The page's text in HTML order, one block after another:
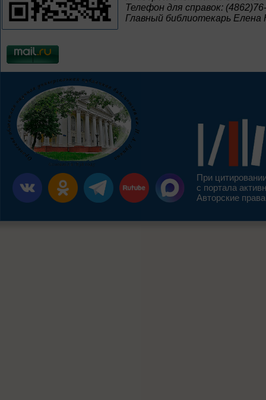
Телефон для справок:
Главный библиотекарь Елена
При
с портала
Авторские